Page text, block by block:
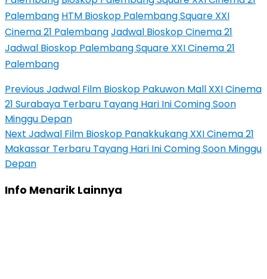
Palembang HTM Bioskop Palembang Square XXI
Cinema 21 PalembangJadwal Bioskop Cinema 21
Jadwal Bioskop Palembang Square XXI Cinema 21
Palembang
PreviousJadwal Film Bioskop Pakuwon Mall XXI Cinema
21 Surabaya Terbaru Tayang Hari Ini Coming Soon
Minggu Depan
Next Jadwal Film Bioskop Panakkukang XXI Cinema 21
Makassar Terbaru Tayang Hari Ini Coming Soon Minggu
Depan
Info Menarik Lainnya